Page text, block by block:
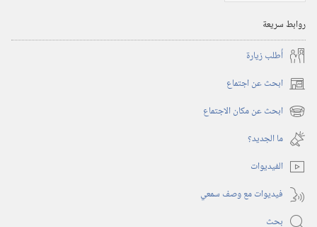
روابط سريعة
أُطلب زيارة
ابحث عن اجتماع (يفتح
نافذة ابحث عن مكان الاجتماع (يفتح
نافذة
جديدة)
ما الجديد؟‏
الفيديوات
فيديوات مع وصف سمعي
بحث